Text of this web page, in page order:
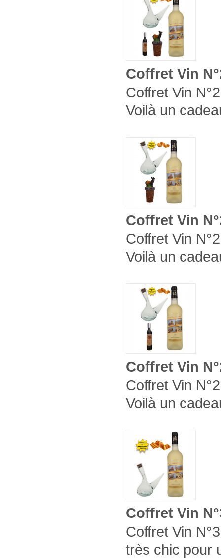
Coffret Vin
Coffret Vin
Voilà un
Coffret Vin
Coffret Vin
Voilà un
Coffret Vin
Coffret Vin
Voilà un
Coffret Vin
Coffret Vin
très chic pour